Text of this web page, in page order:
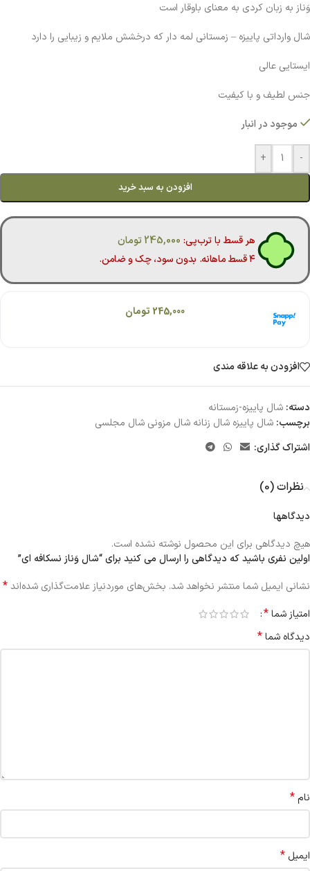
وَناز به زبان کردی به معنای باوقار است
شال وارداتی پاییزه – زمستانی لمه دار که درخشش ملایم و زیبایی را دارد
ایستایی عالی
جنس لطیف و با کیفیت
موجود در انبار
-
+
افزودن به سبد خرید
هر قسط با ترب‌پی: 245,000تومان
۴ قسط ماهانه. بدون سود، چک و ضامن.
245,000 تومان
افزودن به علاقه مندی
دسته: شال پاییزه-زمستانه
برچسب: شال پاییزه شال زنانه شال مزونی شال مجلسی
اشتراک گذاری:
نظرات (0)
دیدگاهها
هیچ دیدگاهی برای این محصول نوشته نشده است.
اولین نفری باشید که دیدگاهی را ارسال می کنید برای “شال وَناز نسکافه ای”
نشانی ایمیل شما منتشر نخواهد شد. بخش‌های موردنیاز علامت‌گذاری شده‌اند*
امتیاز شما*
دیدگاه شما*
نام*
ایمیل *